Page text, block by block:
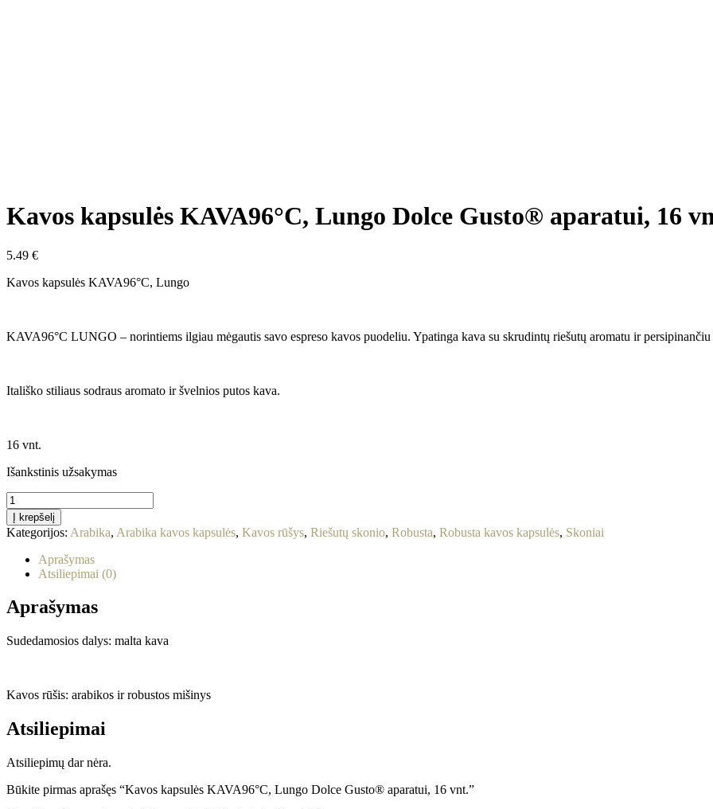
Kavos kapsulės KAVA96°C, Lungo Dolce Gusto® aparatui, 16
5.49 €
Kavos kapsulės KAVA96°C, Lungo
KAVA96°C LUNGO – norintiems ilgiau mėgautis savo espreso kavos puodeliu. Ypatinga kava su skrudintų riešutų aromatu ir
Itališko stiliaus sodraus aromato ir švelnios putos kava.
16 vnt.
Išankstinis užsakymas
produkto
kiekis:
Kavos
kapsulės
KAVA96°C,
Lungo
Gusto®
aparatui,
vnt.
Į krepšelį
Kategorijos: Arabika, Arabika kavos kapsulės, Kavos rūšys, Riešutų skonio, Robusta, Robusta kavos kapsulės, Skoniai
Aprašymas
Atsiliepimai (0)
Aprašymas
Sudedamosios dalys: malta kava
Kavos rūšis: arabikos ir robustos mišinys
Atsiliepimai
Atsiliepimų dar nėra.
Būkite pirmas aprašęs “Kavos kapsulės KAVA96°C, Lungo Dolce Gusto® aparatui, 16 vnt.”